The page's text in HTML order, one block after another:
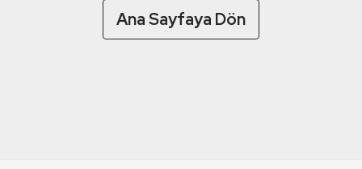
Ana Sayfaya Dön